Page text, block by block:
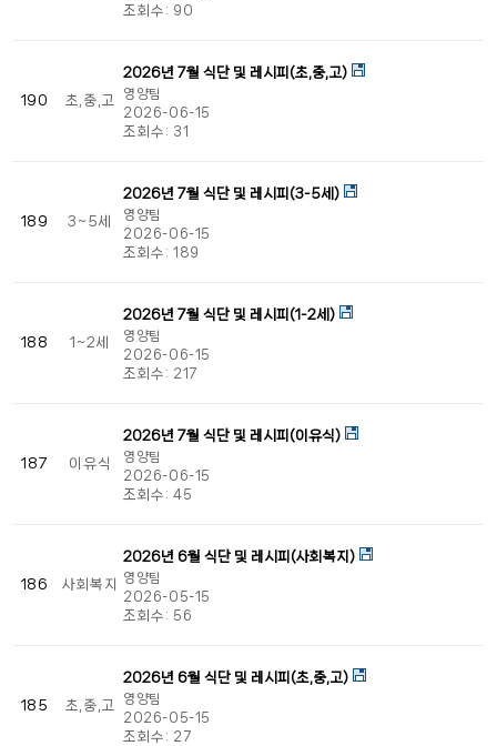
조회수: 90
190 초,중,고
2026년 7월 식단 및 레시피(초,중,고)
영양팀
2026-06-15
조회수: 31
189 3~5세
2026년 7월 식단 및 레시피(3-5세)
영양팀
2026-06-15
조회수:189
188 1~2세
2026년 7월 식단 및 레시피(1-2세)
영양팀
2026-06-15
조회수: 217
187 이유식
2026년 7월 식단 및 레시피(이유식)
영양팀
2026-06-15
조회수:45
186 사회복지
2026년 6월 식단 및 레시피(사회복지)
영양팀
2026-05-15
조회수: 56
185 초,중,고
2026년 6월 식단 및 레시피(초,중,고)
영양팀
2026-05-15
조회수: 27